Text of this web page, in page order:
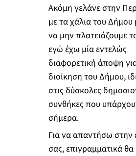
Ακόμη γελάνε στην
με τα χάλια του
να μην πλατειάζουμε
εγώ έχω μία εντελώς
διαφορετική άποψη
διοίκηση του Δήμου,
στις δύσκολες
συνθήκες που
σήμερα.
Για να απαντήσω
σας, επιγραμματικά θα